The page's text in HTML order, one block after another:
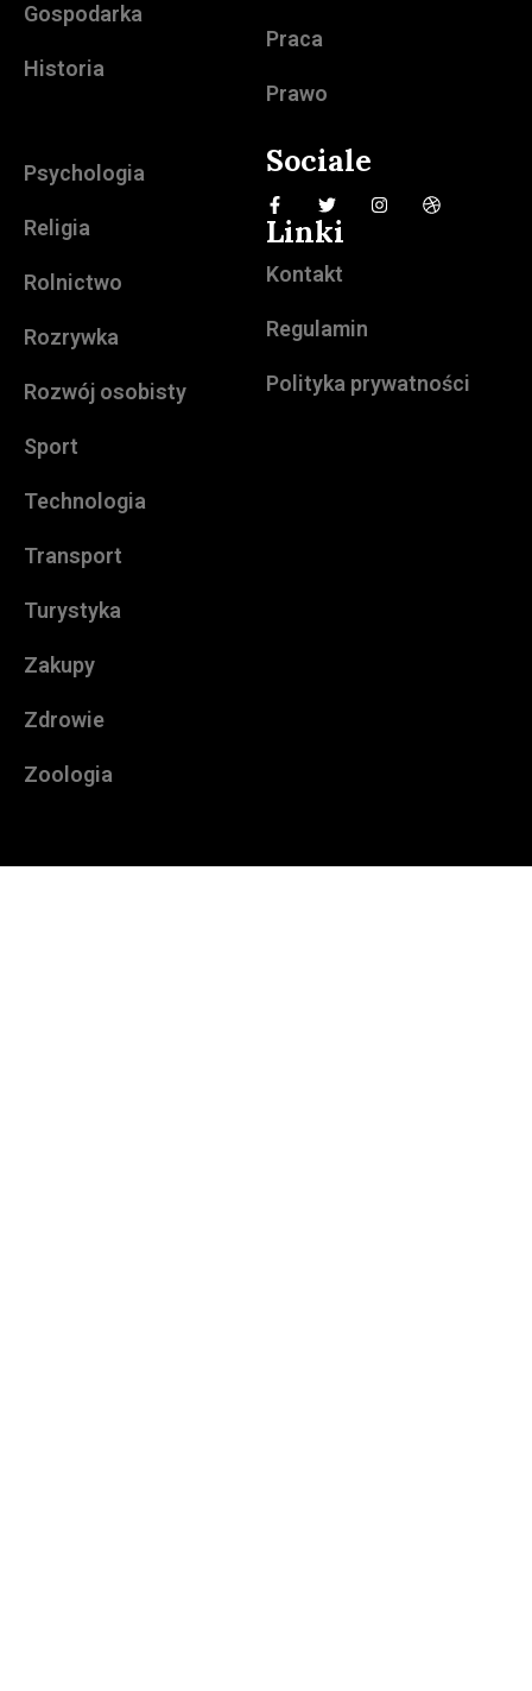
Gospodarka
Historia
Praca
Prawo
Psychologia
Religia
Rolnictwo
Rozrywka
Rozwój osobisty
Sport
Technologia
Transport
Turystyka
Zakupy
Zdrowie
Zoologia
Sociale
Linki
Kontakt
Regulamin
Polityka prywatności